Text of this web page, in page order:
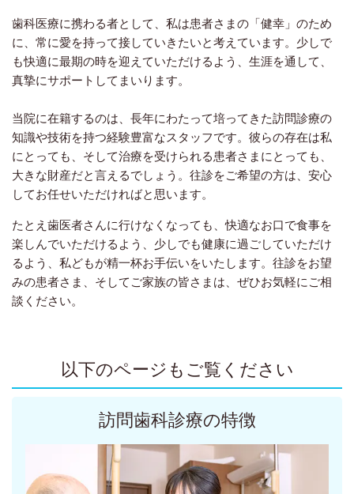
歯科医療に携わる者として、私は患者さまの「健幸」のため
に、常に愛を持って接していきたいと考えています。少しで
も快適に最期の時を迎えていただけるよう、生涯を通して、
真摯にサポートしてまいります。
当院に在籍するのは、長年にわたって培ってきた訪問診療の
知識や技術を持つ経験豊富なスタッフです。彼らの存在は私
にとっても、そして治療を受けられる患者さまにとっても、
大きな財産だと言えるでしょう。往診をご希望の方は、安心
してお任せいただければと思います。
たとえ歯医者さんに行けなくなっても、快適なお口で食事を
楽しんでいただけるよう、少しでも健康に過ごしていただけ
るよう、私どもが精一杯お手伝いをいたします。往診をお望
みの患者さま、そしてご家族の皆さまは、ぜひお気軽にご相
談ください。
以下のページもご覧ください
訪問歯科診療の特徴